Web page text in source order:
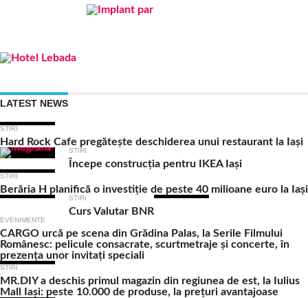
LATEST NEWS
STIRI
Hard Rock Cafe pregătește deschiderea unui restaurant la Iași
STIRI
Începe construcția pentru IKEA Iași
STIRI
Berăria H planifică o investiție de peste 40 milioane euro la Iași
STIRI
Curs Valutar BNR
EVENIMENTE
CARGO urcă pe scena din Grădina Palas, la Serile Filmului
Românesc: pelicule consacrate, scurtmetraje și concerte, în
prezența unor invitați speciali
STIRI
MR.DIY a deschis primul magazin din regiunea de est, la Iulius
Mall Iași: peste 10.000 de produse, la prețuri avantajoase